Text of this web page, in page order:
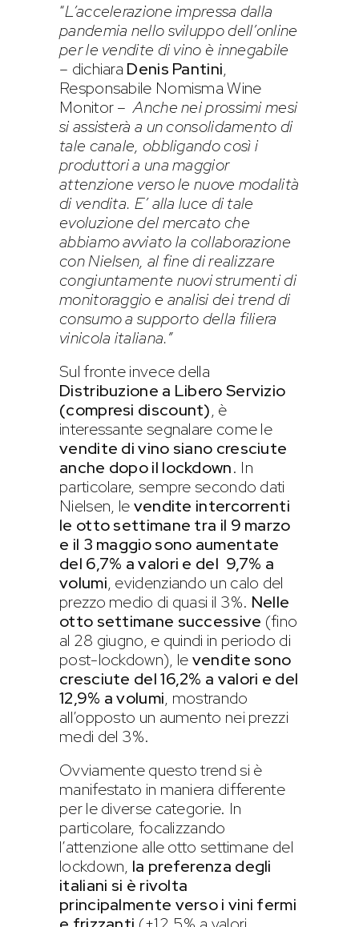
“L’accelerazione impressa dalla
pandemia nello sviluppo dell’online
per le vendite di vino è innegabile
– dichiara Denis Pantini,
Responsabile Nomisma Wine
Monitor – Anche nei prossimi mesi
si assisterà a un consolidamento di
tale canale, obbligando così i
produttori a una maggior
attenzione verso le nuove modalità
di vendita. E’ alla luce di tale
evoluzione del mercato che
abbiamo avviato la collaborazione
con Nielsen, al fine di realizzare
congiuntamente nuovi strumenti di
monitoraggio e analisidei trend di
consumo a supporto della filiera
vinicola italiana.”
Sul fronte invece della
Distribuzione a Libero Servizio
(compresi discount), è
interessante segnalare come le
vendite di vino siano cresciute
anche dopo il lockdown. In
particolare, sempre secondo dati
Nielsen, levendite intercorrenti
le otto settimane tra il 9 marzo
e il 3 maggio sono aumentate
del 6,7% a valori e del 9,7% a
volumi, evidenziando un calo del
prezzo medio di quasi il 3%. Nelle
otto settimane successive (fino
al 28 giugno, e quindi in periodo di
post-lockdown), levendite sono
cresciute del 16,2% a valori e del
12,9% avolumi, mostrando
all’opposto un aumento nei prezzi
medi del 3%.
Ovviamente questo trend si è
manifestato in maniera differente
per le diverse categorie. In
particolare, focalizzando
l’attenzione alle otto settimane del
lockdown, la preferenza degli
italiani si è rivolta
principalmente verso i vini fermi